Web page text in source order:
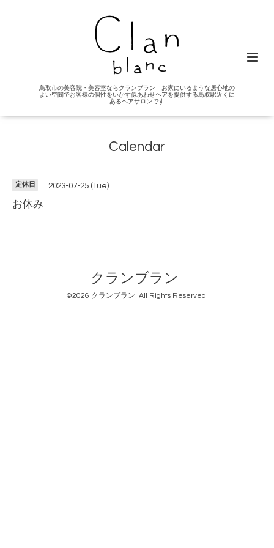
鳥取市の美容院・美容室ならクランブラン お家にいるような居心地の
よい空間でお客様の個性をいかす似あわせヘアを提供する鳥取駅近くに
あるヘアサロンです
Calendar
定休日 2023-07-25 (Tue)
お休み
クランブラン
©2026 クランブラン. All Rights Reserved.